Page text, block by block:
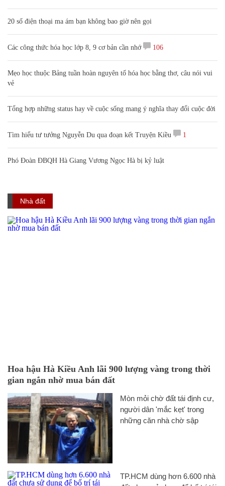
20 số điện thoại ma ám bạn không bao giờ nên gọi
Các công thức hóa học lớp 8, 9 cơ bản cần nhớ 106
Mẹo học thuộc Bảng tuần hoàn nguyên tố hóa học bằng thơ, câu nói vui
vẻ
Tổng hợp những status hay về cuộc sống mang ý nghĩa thay đổi cuộc đời
Tìm hiểu tư tưởng Nguyễn Du qua đoạn kết Truyện Kiều 1
Phó Đoàn ĐBQH Hà Giang Vương Ngọc Hà bị kỷ luật
Nhà đất
Hoa hậu Hà Kiều Anh lãi 900 lượng vàng trong thời
gian ngắn nhờ mua bán đất
Mòn mỏi chờ đất tái định cư,
người dân 'mắc kẹt' trong
những căn nhà chờ sập
TP.HCM dùng hơn 6.600 nhà